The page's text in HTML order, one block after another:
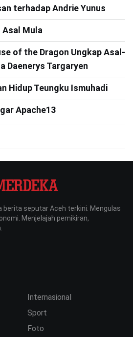
terhadap Andrie Yunus
Asal Mula
of the Dragon Ungkap Asal-
Daenerys Targaryen
Hidup Teungku Ismuhadi
Apache13
berita seputar Aceh terkini. Mengulas
Menjelajah pemikiran,
Internasional
Sport
Foto